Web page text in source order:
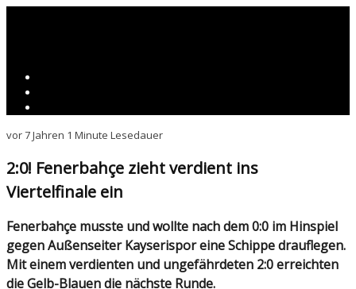
vor 7 Jahren 1 Minute Lesedauer
2:0! Fenerbahçe zieht verdient ins
Viertelfinale ein
Fenerbahçe musste und wollte nach dem 0:0 im Hinspiel
gegen Außenseiter Kayserispor eine Schippe drauflegen.
Mit einem verdienten und ungefährdeten 2:0 erreichten
die Gelb-Blauen die nächste Runde.